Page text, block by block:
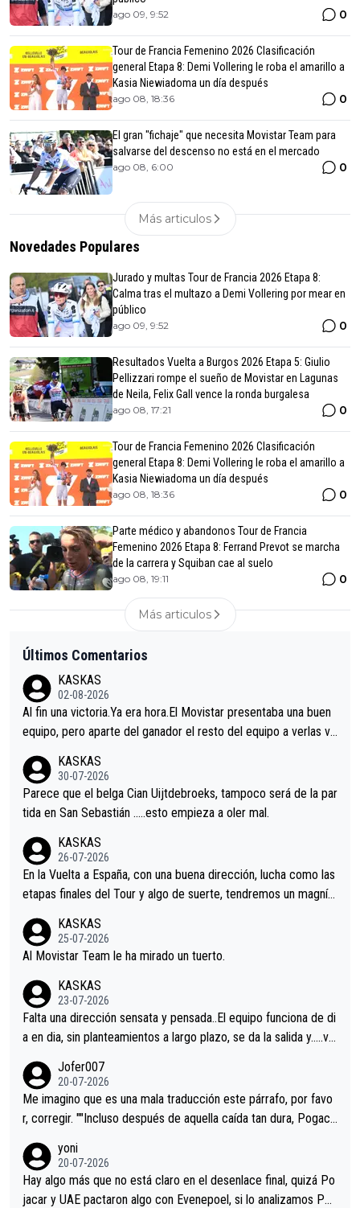
ago 09, 9:52 0
Tour de Francia Femenino 2026 Clasificación
general Etapa 8: Demi Vollering le roba el amarillo a
Kasia Niewiadoma un día después
ago 08, 18:36 0
El gran "fichaje" que necesita Movistar Team para
salvarse del descenso no está en el mercado
ago 08, 6:00 0
Más articulos
Novedades Populares
Jurado y multas Tour de Francia 2026 Etapa 8:
Calma tras el multazo a Demi Vollering por mear en
público
ago 09, 9:52 0
Resultados Vuelta a Burgos 2026 Etapa 5: Giulio
Pellizzari rompe el sueño de Movistar en Lagunas
de Neila, Felix Gall vence la ronda burgalesa
ago 08, 17:21 0
Tour de Francia Femenino 2026 Clasificación
general Etapa 8: Demi Vollering le roba el amarillo a
Kasia Niewiadoma un día después
ago 08, 18:36 0
Parte médico y abandonos Tour de Francia
Femenino 2026 Etapa 8: Ferrand Prevot se marcha
de la carrera y Squiban cae al suelo
ago 08, 19:11 0
Más articulos
Últimos Comentarios
KASKAS
02-08-2026
Al fin una victoria.Ya era hora.El Movistar presentaba una buen
equipo, pero aparte del ganador el resto del equipo a verlas ve
s.La única buena noticia es la mejoría de Enric Más en San Seb
astian.Si en la Vuelta a Burgos sigue la mejoría, podríamos ten
er alguna sorpresa en la Vuelta.Ojalá.
KASKAS
30-07-2026
Parece que el belga Cian Uijtdebroeks, tampoco será de la par
tida en San Sebastián …..esto empieza a oler mal.
KASKAS
26-07-2026
En la Vuelta a España, con una buena dirección, lucha como las
etapas finales del Tour y algo de suerte, tendremos un magnífi
KASKAS
25-07-2026
Al Movistar Team le ha mirado un tuerto.
KASKAS
23-07-2026
Falta una dirección sensata y pensada..El equipo funciona de di
a en dia, sin planteamientos a largo plazo, se da la salida y…..ve
Minguez, Velez etc etc.Me da pena vivir estos momentos tan
tristes sin victorias.
Jofer007
20-07-2026
Me imagino que es una mala traducción este párrafo, por favo
r, corregir. ""Incluso después de aquella caída tan dura, Pogaca
permaneció pegado a su rueda. Parecía increíble la forma en l
a que era capaz de controlar el miedo", recordó."
yoni
20-07-2026
Hay algo más que no está claro en el desenlace final, quizá Po
jacar y UAE pactaron algo con Evenepoel, si lo analizamos Poj